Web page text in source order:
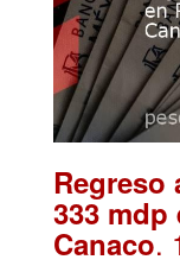
Regreso
333 mdp
Canaco.